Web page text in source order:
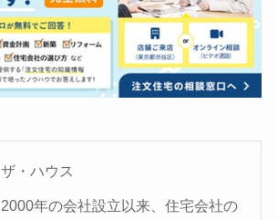
ザ・ハウス
2000年の会社設立以来、住宅会社の